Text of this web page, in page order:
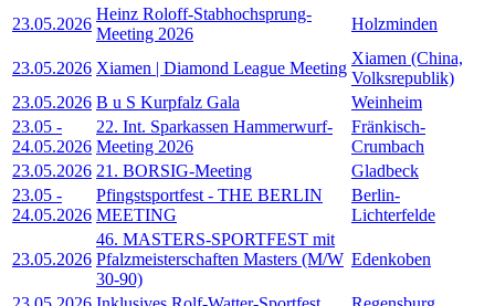
23.05.2026
Heinz Roloff-Stabhochsprung-
Meeting 2026
Holzminden
23.05.2026 Xiamen | Diamond League Meeting
Xiamen (China,
Volksrepublik)
23.05.2026 B u S Kurpfalz Gala
Weinheim
23.05 -
24.05.2026
22. Int. Sparkassen Hammerwurf-
Meeting 2026
Fränkisch-
Crumbach
23.05.2026 21. BORSIG-Meeting
Gladbeck
23.05 -
24.05.2026
Pfingstsportfest - THE BERLIN
MEETING
Berlin-
Lichterfelde
23.05.2026
46. MASTERS-SPORTFEST mit
Pfalzmeisterschaften Masters (M/W
30-90)
Edenkoben